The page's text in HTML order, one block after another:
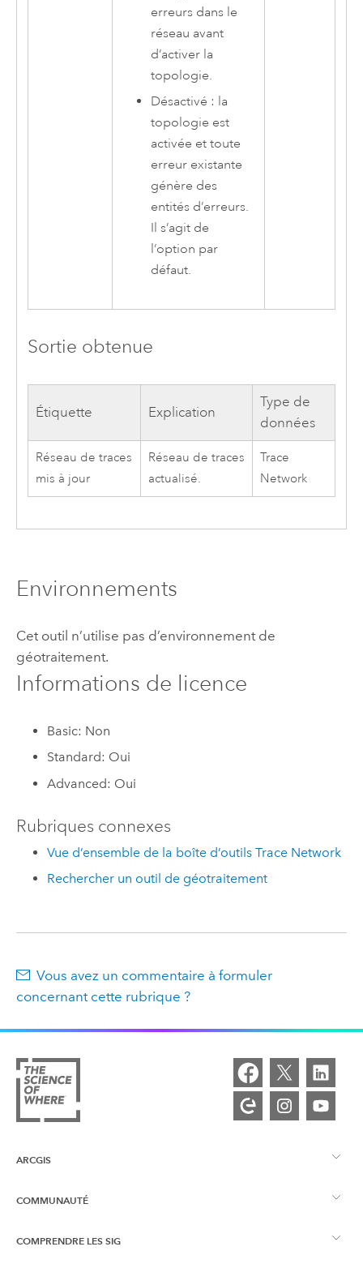
erreurs dans le
réseau avant
d’activer la
topologie.
Désactivé : la
topologie est
activée et toute
erreur existante
génère des
entités d’erreurs.
Il s’agit de
l’option par
défaut.
Sortie obtenue
Étiquette Explication
Type de
données
Réseau de traces
mis à jour
Réseau de traces
actualisé.
Trace
Network
Environnements
Cet outil n’utilise pas d’environnement de
géotraitement.
Informations de licence
Basic: Non
Standard: Oui
Advanced: Oui
Rubriques connexes
Vue d’ensemble de la boîte d’outils Trace Network
Rechercher un outil de géotraitement
Vous avez un commentaire à formuler
concernant cette rubrique ?
ARCGIS
Vue d’ensemble d’ArcGIS
Cartographie
COMMUNAUTÉ
Esri Community
COMPRENDRE LES SIG